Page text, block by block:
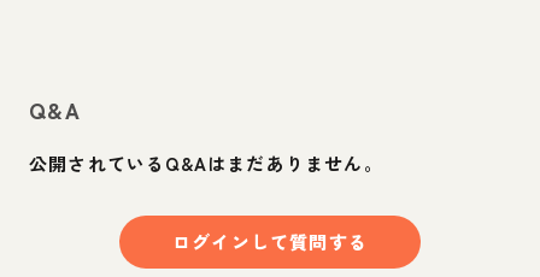
Q&A
公開されているQ&Aはまだありません。
ログインして質問する